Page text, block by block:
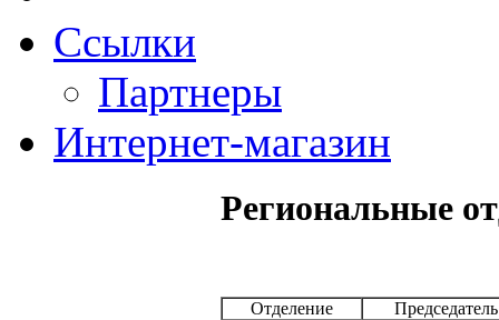
Ссылки
Партнеры
Интернет-магазин
Региональные
Отделение Председатель